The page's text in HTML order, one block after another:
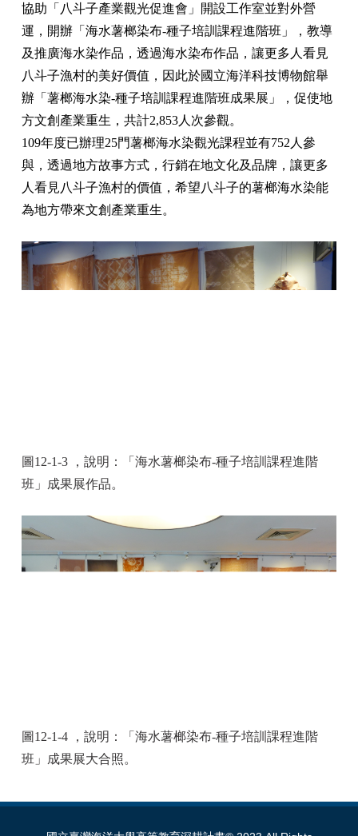
協助「八斗子產業觀光促進會」開設工作室並對外營
運，開辦「海水薯榔染布-種子培訓課程進階班」，教導
及推廣海水染作品，透過海水染布作品，讓更多人看見
八斗子漁村的美好價值，因此於國立海洋科技博物館舉
辦「薯榔海水染-種子培訓課程進階班成果展」，促使地
方文創產業重生，共計2,853人次參觀。
109年度已辦理25門薯榔海水染觀光課程並有752人參
與，透過地方故事方式，行銷在地文化及品牌，讓更多
人看見八斗子漁村的價值，希望八斗子的薯榔海水染能
為地方帶來文創產業重生。
圖12-1-3 ，說明：「海水薯榔染布-種子培訓課程進階
班」成果展作品。
圖12-1-4 ，說明：「海水薯榔染布-種子培訓課程進階
班」成果展大合照。